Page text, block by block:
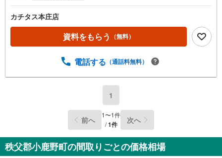
カチタス本庄店
資料をもらう （無料）
電話する （通話料無料）
1
前へ 1〜1件
/1件 次へ
秩父郡小鹿野町の間取りごとの価格相場